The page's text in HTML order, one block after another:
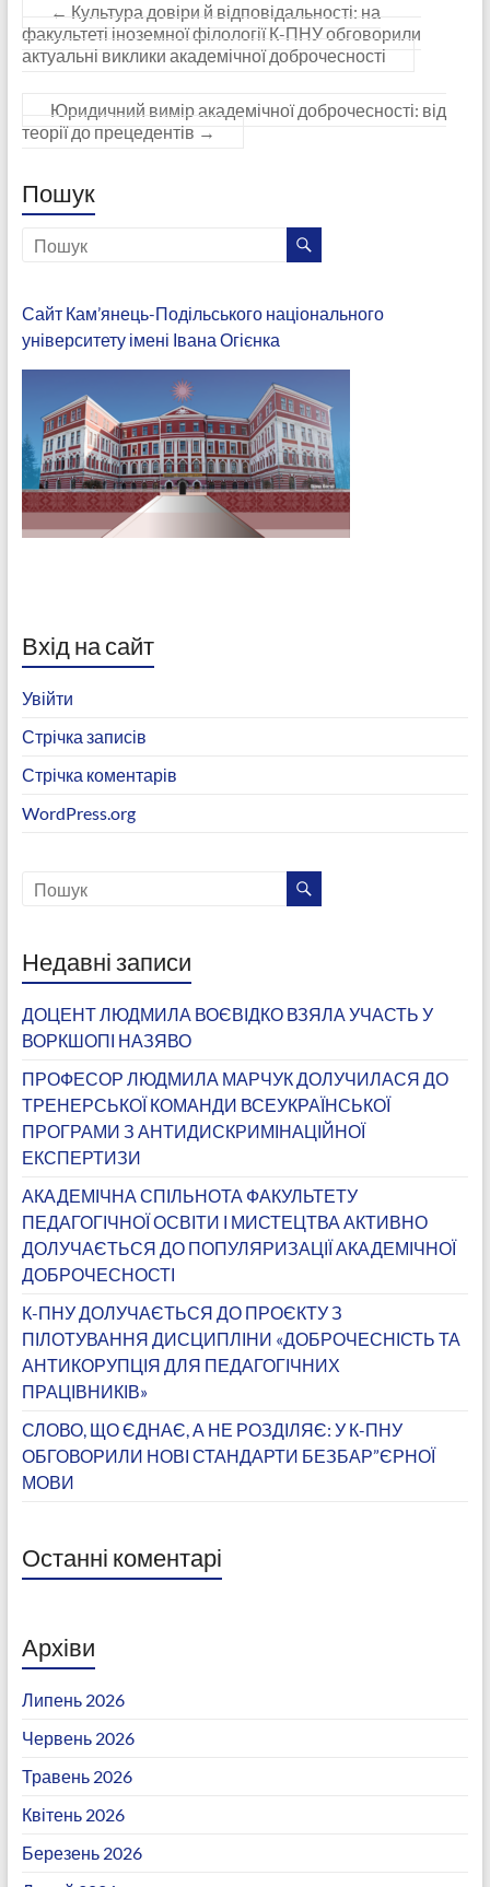
← Культура довіри й відповідальності: на
факультеті іноземної філології К-ПНУ обговорили
актуальні виклики академічної доброчесності
Юридичний вимір академічної доброчесності: від
теорії до прецедентів →
Пошук
Сайт Кам’янець-Подільського національного
університету імені Івана Огієнка
Вхід на сайт
Увійти
Стрічка записів
Стрічка коментарів
WordPress.org
Недавні записи
ДОЦЕНТ ЛЮДМИЛА ВОЄВІДКО ВЗЯЛА УЧАСТЬ У
ВОРКШОПІ НАЗЯВО
ПРОФЕСОР ЛЮДМИЛА МАРЧУК ДОЛУЧИЛАСЯ ДО
ТРЕНЕРСЬКОЇ КОМАНДИ ВСЕУКРАЇНСЬКОЇ
ПРОГРАМИ З АНТИДИСКРИМІНАЦІЙНОЇ
ЕКСПЕРТИЗИ
АКАДЕМІЧНА СПІЛЬНОТА ФАКУЛЬТЕТУ
ПЕДАГОГІЧНОЇ ОСВІТИ І МИСТЕЦТВА АКТИВНО
ДОЛУЧАЄТЬСЯ ДО ПОПУЛЯРИЗАЦІЇ АКАДЕМІЧНОЇ
ДОБРОЧЕСНОСТІ
К-ПНУ ДОЛУЧАЄТЬСЯ ДО ПРОЄКТУ З
ПІЛОТУВАННЯ ДИСЦИПЛІНИ «ДОБРОЧЕСНІСТЬ ТА
АНТИКОРУПЦІЯ ДЛЯ ПЕДАГОГІЧНИХ
ПРАЦІВНИКІВ»
СЛОВО, ЩО ЄДНАЄ, А НЕ РОЗДІЛЯЄ: У К-ПНУ
ОБГОВОРИЛИ НОВІ СТАНДАРТИ БЕЗБАР”ЄРНОЇ
МОВИ
Останні коментарі
Архіви
Липень 2026
Червень 2026
Травень 2026
Квітень 2026
Березень 2026